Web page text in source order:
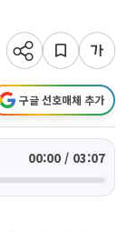
구글 선호매체 추가
00:00 / 03:07